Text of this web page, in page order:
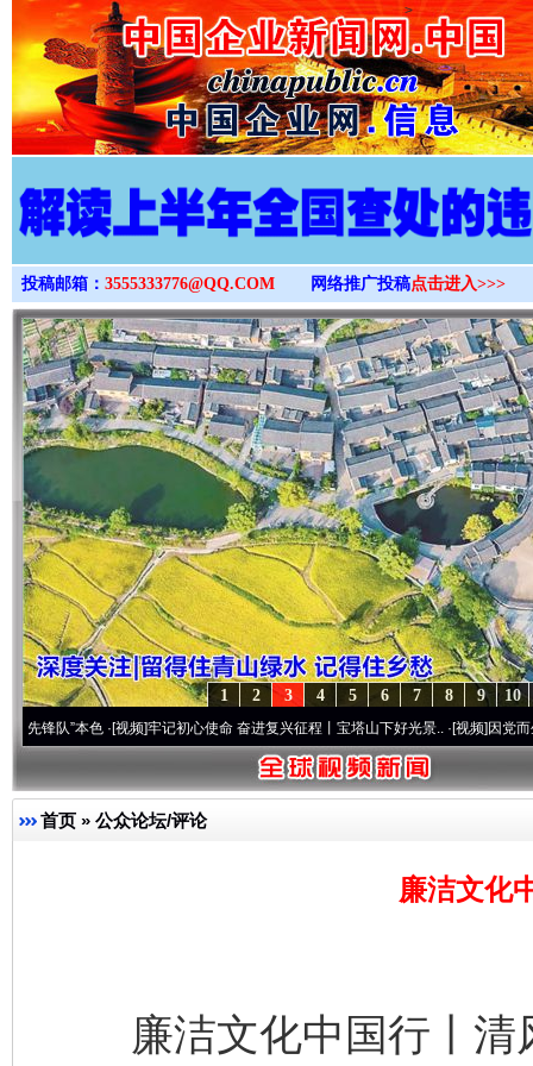
>
投稿邮箱： 3555333776@QQ.COM 网络推广投稿点击进入>>>
10
9
8
7
6
5
4
3
2
1
色·[视频]牢记初心使命 奋进复兴征程丨宝塔山下好光景..·[视频]因党而生 为党而
首页 » 公众论坛/评论
廉洁文化
廉洁文化中国行丨清